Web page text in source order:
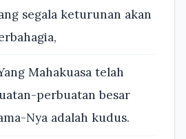
segala keturunan akan
Mahakuasa telah
perbuatan besar
Nya adalah kudus.